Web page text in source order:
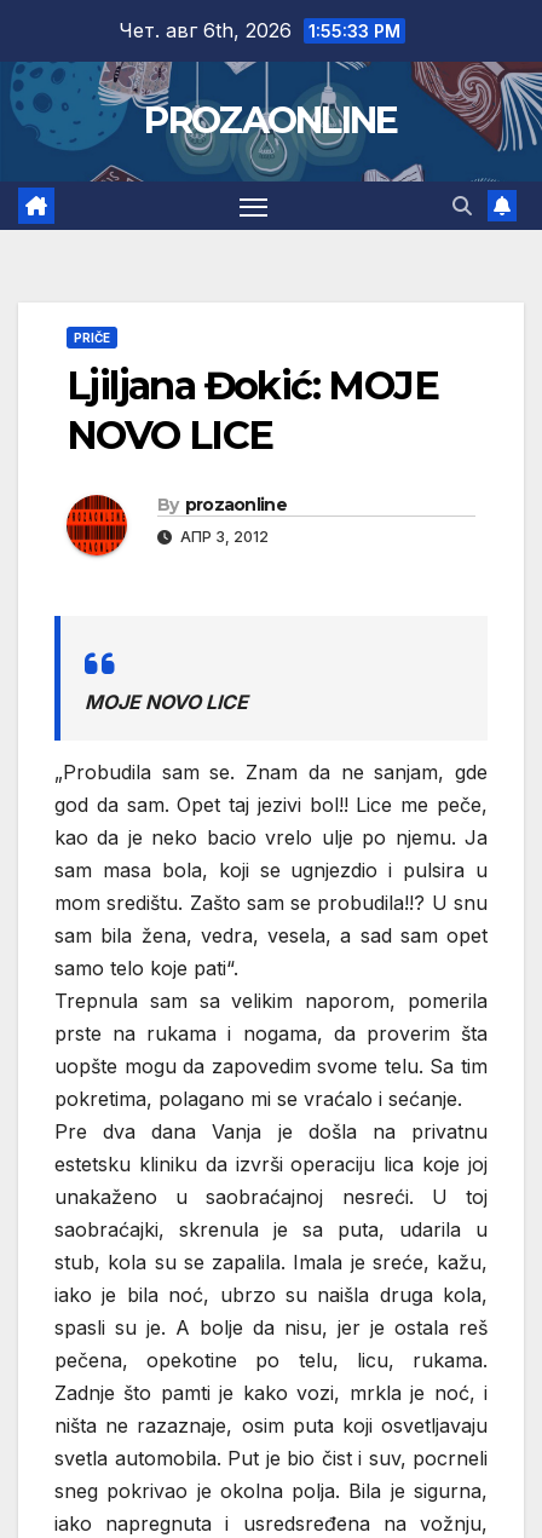
content
Чет. авг 6th, 2026 1:55:35 PM
PROZAONLINE
PRIČE
Ljiljana Đokić: MOJE
NOVO LICE
By prozaonline
АПР 3, 2012
MOJE NOVO LICE
„Probudila sam se. Znam da ne sanjam, gde
god da sam. Opet taj jezivi bol!! Lice me peče,
kao da je neko bacio vrelo ulje po njemu. Ja
sam masa bola, koji se ugnjezdio i pulsira u
mom središtu. Zašto sam se probudila!!? U snu
sam bila žena, vedra, vesela, a sad sam opet
samo telo koje pati“.
Trepnula sam sa velikim naporom, pomerila
prste na rukama i nogama, da proverim šta
uopšte mogu da zapovedim svome telu. Sa tim
pokretima, polagano mi se vraćalo i sećanje.
Pre dva dana Vanja je došla na privatnu
estetsku kliniku da izvrši operaciju lica koje joj
unakaženo u saobraćajnoj nesreći. U toj
saobraćajki, skrenula je sa puta, udarila u
stub, kola su se zapalila. Imala je sreće, kažu,
iako je bila noć, ubrzo su naišla druga kola,
spasli su je. A bolje da nisu, jer je ostala reš
pečena, opekotine po telu, licu, rukama.
Zadnje što pamti je kako vozi, mrkla je noć, i
ništa ne razaznaje, osim puta koji osvetljavaju
svetla automobila. Put je bio čist i suv, pocrneli
sneg pokrivao je okolna polja. Bila je sigurna,
iako napregnuta i usredsređena na vožnju,